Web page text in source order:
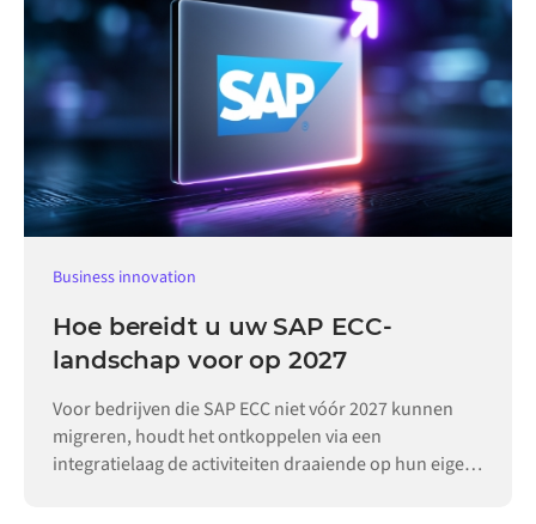
Business innovation
Hoe bereidt u uw SAP ECC-
landschap voor op 2027
Voor bedrijven die SAP ECC niet vóór 2027 kunnen
migreren, houdt het ontkoppelen via een
integratielaag de activiteiten draaiende op hun eigen